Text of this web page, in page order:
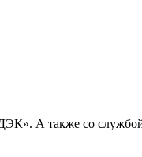
А также со службой